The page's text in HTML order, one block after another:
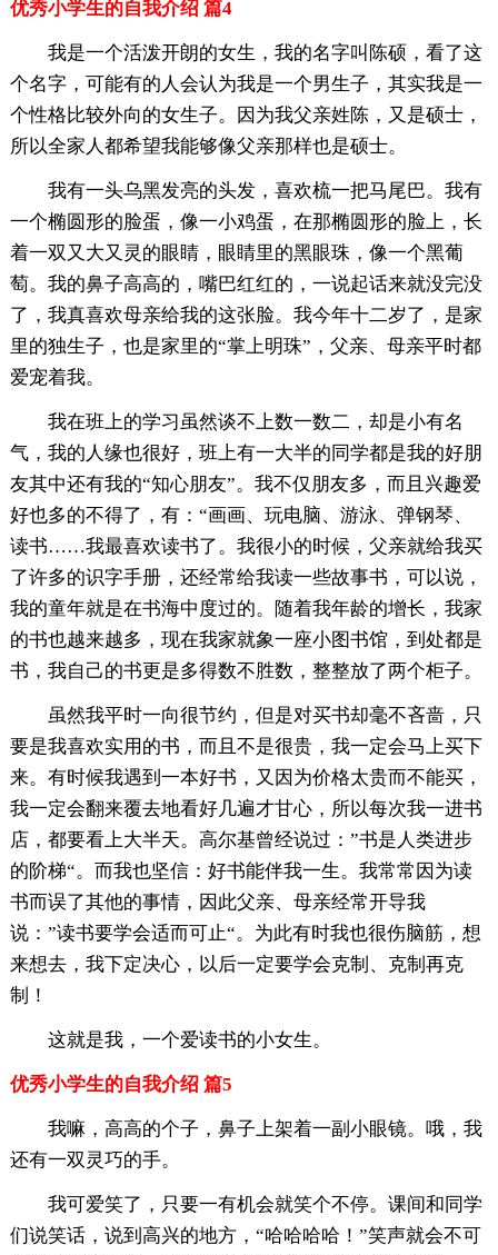
优秀小学生的自我介绍 篇4
我是一个活泼开朗的女生，我的名字叫陈硕，看了这
个名字，可能有的人会认为我是一个男生子，其实我是一
个性格比较外向的女生子。因为我父亲姓陈，又是硕士，
所以全家人都希望我能够像父亲那样也是硕士。
我有一头乌黑发亮的头发，喜欢梳一把马尾巴。我有
一个椭圆形的脸蛋，像一小鸡蛋，在那椭圆形的脸上，长
着一双又大又灵的眼睛，眼睛里的黑眼珠，像一个黑葡
萄。我的鼻子高高的，嘴巴红红的，一说起话来就没完没
了，我真喜欢母亲给我的这张脸。我今年十二岁了，是家
里的独生子，也是家里的“掌上明珠”，父亲、母亲平时都
爱宠着我。
我在班上的学习虽然谈不上数一数二，却是小有名
气，我的人缘也很好，班上有一大半的同学都是我的好朋
友其中还有我的“知心朋友”。我不仅朋友多，而且兴趣爱
好也多的不得了，有：“画画、玩电脑、游泳、弹钢琴、
读书……我最喜欢读书了。我很小的时候，父亲就给我买
了许多的识字手册，还经常给我读一些故事书，可以说，
我的童年就是在书海中度过的。随着我年龄的增长，我家
的书也越来越多，现在我家就象一座小图书馆，到处都是
书，我自己的书更是多得数不胜数，整整放了两个柜子。
虽然我平时一向很节约，但是对买书却毫不吝啬，只
要是我喜欢实用的书，而且不是很贵，我一定会马上买下
来。有时候我遇到一本好书，又因为价格太贵而不能买，
我一定会翻来覆去地看好几遍才甘心，所以每次我一进书
店，都要看上大半天。高尔基曾经说过：”书是人类进步
的阶梯“。而我也坚信：好书能伴我一生。我常常因为读
书而误了其他的事情，因此父亲、母亲经常开导我
说：”读书要学会适而可止“。为此有时我也很伤脑筋，想
来想去，我下定决心，以后一定要学会克制、克制再克
制！
这就是我，一个爱读书的小女生。
优秀小学生的自我介绍 篇5
我嘛，高高的个子，鼻子上架着一副小眼镜。哦，我
还有一双灵巧的手。
我可爱笑了，只要一有机会就笑个不停。课间和同学
们说笑话，说到高兴的地方，“哈哈哈哈！”笑声就会不可